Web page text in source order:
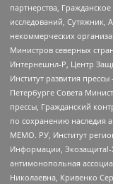
партнерства,
исследований,
некоммерческих
Министров северных
Интернешнл-Р, Центр
Институт развития
Петербурге Совета
прессы, Гражданский
по сохранению наследия
МЕМО. РУ, Институт
Информации, Экозащита!-
антимонопольная
Николаевна, Кривенко